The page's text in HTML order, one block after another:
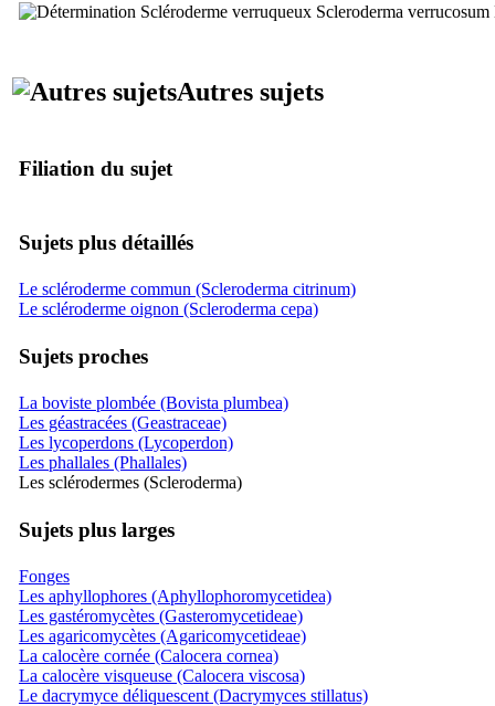
Scléroderme verruqueux Scleroderma verrucosum
Autres sujets
Filiation du sujet
Sujets plus détaillés
Le scléroderme commun (Scleroderma citrinum)
Le scléroderme oignon (Scleroderma cepa)
Sujets proches
La boviste plombée (Bovista plumbea)
Les géastracées (Geastraceae)
Les lycoperdons (Lycoperdon)
Les phallales (Phallales)
Les sclérodermes (Scleroderma)
Sujets plus larges
Fonges
Les aphyllophores (Aphyllophoromycetidea)
Les gastéromycètes (Gasteromycetideae)
Les agaricomycètes (Agaricomycetideae)
La calocère cornée (Calocera cornea)
La calocère visqueuse (Calocera viscosa)
Le dacrymyce déliquescent (Dacrymyces stillatus)